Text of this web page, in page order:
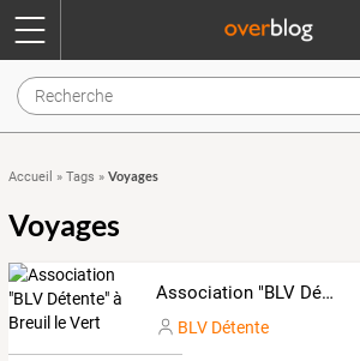
Accueil » Tags » Voyages
Voyages
Association "BLV Détente" à Breuil le Vert
BLV Détente